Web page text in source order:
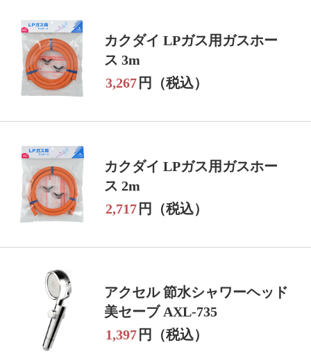
カクダイ LPガス用ガスホー
ス 3m
3,267 円（税込）
カクダイ LPガス用ガスホー
ス 2m
2,717 円（税込）
アクセル 節水シャワーヘッド
美セーブ AXL-735
1,397 円（税込）